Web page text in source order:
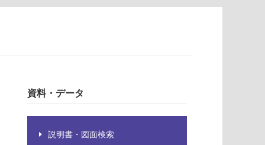
資料・データ
説明書・図面検索